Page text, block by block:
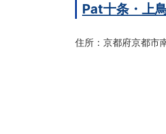
Pat十条・上
住所：京都府京都市